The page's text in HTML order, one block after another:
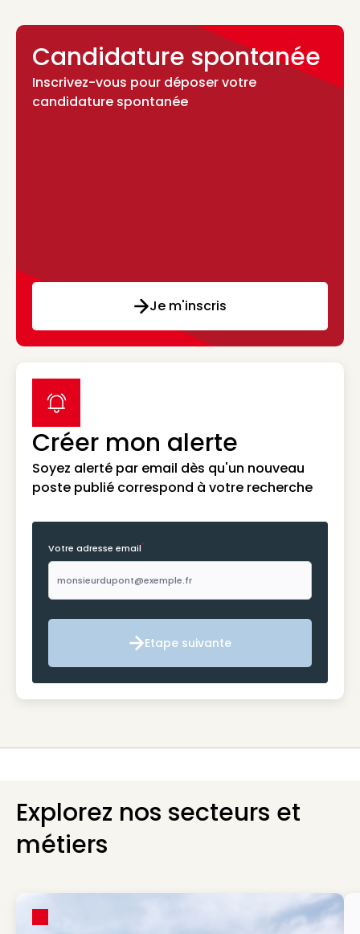
Candidature spontanée
Inscrivez-vous pour déposer votre
candidature spontanée
Je m'inscris
Créer mon alerte
Soyez alerté par email dès qu'un nouveau
poste publié correspond à votre recherche
label icon
Votre adresse email*
Etape suivante
Etape suivante
Explorez nos secteurs et
métiers